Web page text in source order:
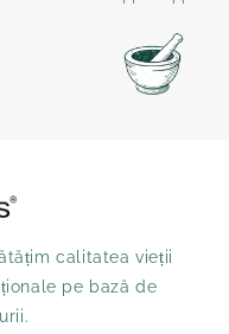
calitatea vieții
pe bază de